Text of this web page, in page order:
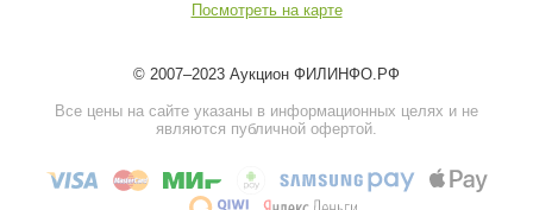
Посмотреть на карте
© 2007–2023 Аукцион ФИЛИНФО.РФ
Все цены на сайте указаны в информационных целях и не
являются публичной офертой.